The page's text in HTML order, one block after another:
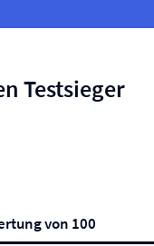
Testsieger
von 100